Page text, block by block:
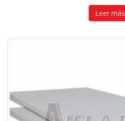
0
out
5
Leer más